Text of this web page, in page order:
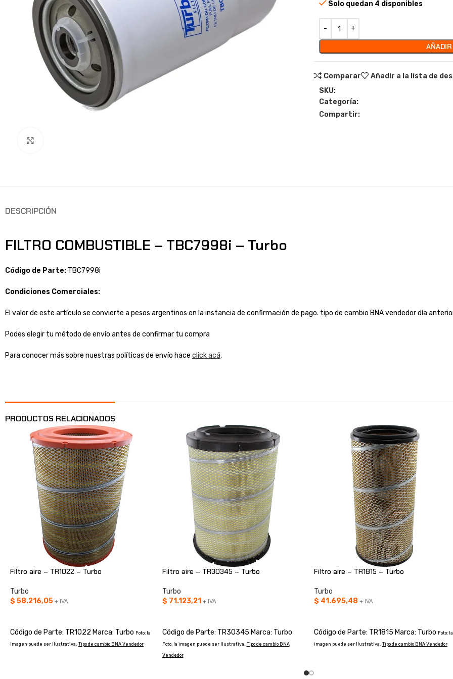
Solo quedan 4 disponibles
Comparar
Añadir a la lista de
SKU:
Categoría:
Compartir:
DESCRIPCIÓN
FILTRO COMBUSTIBLE – TBC7998i – Turbo
Código de Parte: TBC7998i
Condiciones Comerciales:
El valor de este artículo se convierte a pesos argentinos en la instancia de confirmación de pago. tipo de cambio BNA vendedor día
Podes elegir tu método de envío antes de confirmar tu compra
Para conocer más sobre nuestras políticas de envío hace click acá.
PRODUCTOS RELACIONADOS
Filtro aire – TR1022 – Turbo
Turbo
$ 58.216,05 + IVA
Código de Parte: TR1022 Marca: Turbo Foto: la
imagen puede ser Ilustrativa. Tipo de cambio BNA Vendedor
Filtro aire – TR30345 – Turbo
Turbo
$ 71.123,21 + IVA
Código de Parte: TR30345 Marca: Turbo
Foto: la imagen puede ser Ilustrativa. Tipo de cambio BNA
Vendedor
Filtro aire – TR1815 – Turbo
Turbo
$ 41.695,48 + IVA
Código de Parte: TR1815 Marca: Turbo Foto: la
imagen puede ser Ilustrativa. Tipo de cambio BNA Vendedor